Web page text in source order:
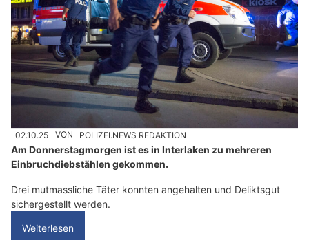
02.10.25 VON POLIZEI.NEWS REDAKTION
Am Donnerstagmorgen ist es in Interlaken zu mehreren
Einbruchdiebstählen gekommen.
Drei mutmassliche Täter konnten angehalten und Deliktsgut
sichergestellt werden.
Weiterlesen